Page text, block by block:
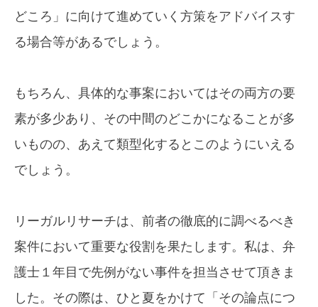
どころ」に向けて進めていく方策をアドバイスす
る場合等があるでしょう。
もちろん、具体的な事案においてはその両方の要
素が多少あり、その中間のどこかになることが多
いものの、あえて類型化するとこのようにいえる
でしょう。
リーガルリサーチは、前者の徹底的に調べるべき
案件において重要な役割を果たします。私は、弁
護士１年目で先例がない事件を担当させて頂きま
した。その際は、ひと夏をかけて「その論点につ